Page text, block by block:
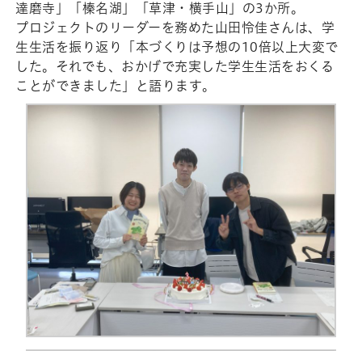
達磨寺」「榛名湖」「草津・横手山」 の3か所。
プロジェクトのリーダーを務めた山田怜佳さんは、学
生生活を振 り返り「本づくりは予想の10倍以上大変で
した。それでも、 おかげで充実した学生生活をおくる
ことができました」と語ります。